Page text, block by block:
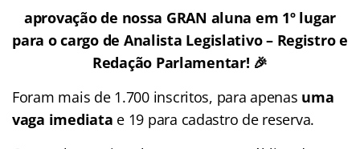
aprovação de nossa GRAN aluna em 1º lugar
para o cargo de Analista Legislativo – Registro e
Redação Parlamentar! 🎉
Foram mais de 1.700 inscritos, para apenas uma
vaga imediata e 19 para cadastro de reserva.